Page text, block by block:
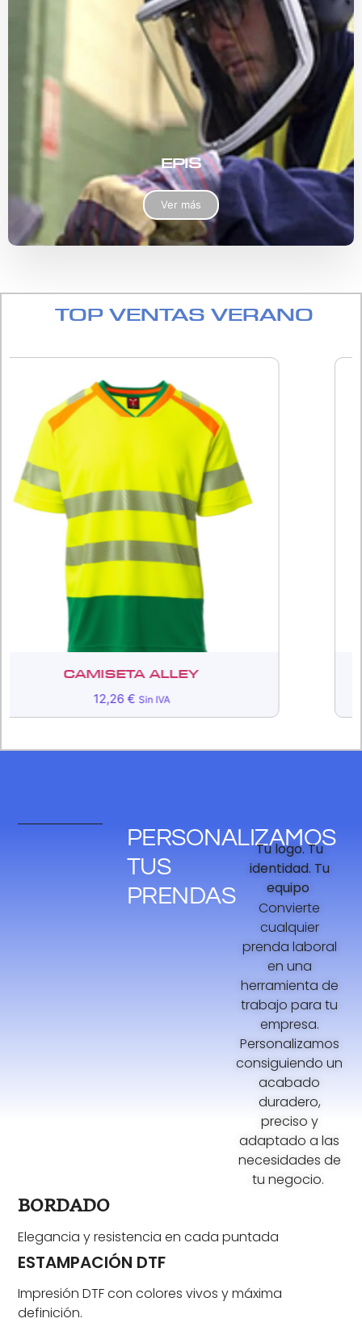
EPIS
Ver más
TOP VENTAS VERANO
ALLEY
PERSONALIZAMOS
TUS
PRENDAS
Tu logo. Tu
identidad. Tu
equipo
Convierte
cualquier
prenda laboral
en una
herramienta de
trabajo para tu
empresa.
Personalizamos
consiguiendo un
acabado
duradero,
preciso y
adaptado a las
necesidades de
tu negocio.
BORDADO
Elegancia y resistencia en cada puntada
ESTAMPACIÓN DTF
Impresión DTF con colores vivos y máxima
definición.